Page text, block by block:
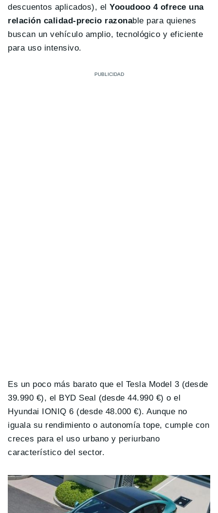
descuentos aplicados), elYooudooo 4 ofrece una
relación calidad-precio razonable para quienes
buscan un vehículo amplio, tecnológico y eficiente
para uso intensivo.
Es un poco más barato que el Tesla Model 3 (desde
39.990 €), el BYD Seal (desde 44.990 €) o el
Hyundai IONIQ 6 (desde 48.000 €). Aunque no
iguala su rendimiento o autonomía tope, cumple con
creces para el uso urbano y periurbano
característico del sector.